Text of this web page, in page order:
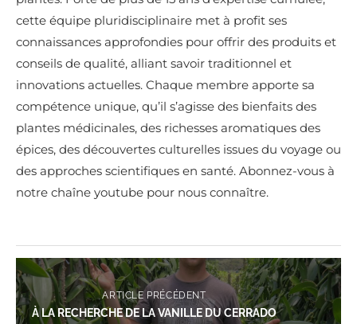
cette équipe pluridisciplinaire met à profit ses
connaissances approfondies pour offrir des produits et
conseils de qualité, alliant savoir traditionnel et
innovations actuelles. Chaque membre apporte sa
compétence unique, qu’il s’agisse des bienfaits des
plantes médicinales, des richesses aromatiques des
épices, des découvertes culturelles issues du voyage ou
des approches scientifiques en santé. Abonnez-vous à
notre chaîne youtube pour nous connaître.
ARTICLE PRÉCÉDENT
À LA RECHERCHE DE LA VANILLE DU CERRADO